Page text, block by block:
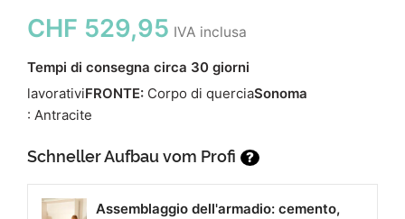
CHF 529,95 IVA inclusa
Tempi di consegna circa 30 giorni
lavorativiFRONTE: Corpo di querciaSonoma
: Antracite
Schneller Aufbau vom Profi ?
Assemblaggio dell'armadio: cemento,